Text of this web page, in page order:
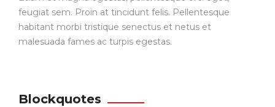
feugiat sem. Proin at tincidunt felis. Pellentesque
habitant morbi tristique senectus et netus et
malesuada fames ac turpis egestas.
Blockquotes